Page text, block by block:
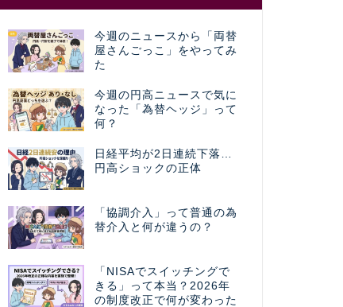
今週のニュースから「両替
屋さんごっこ」をやってみ
た
今週の円高ニュースで気に
なった「為替ヘッジ」って
何？
日経平均が2日連続下落…
円高ショックの正体
「協調介入」って普通の為
替介入と何が違うの？
「NISAでスイッチングで
きる」って本当？2026年
の制度改正で何が変わった